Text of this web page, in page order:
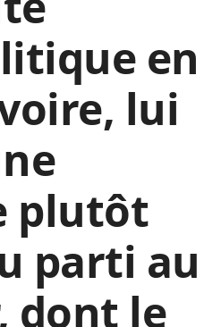
en
lui
plutôt
parti au
dont le